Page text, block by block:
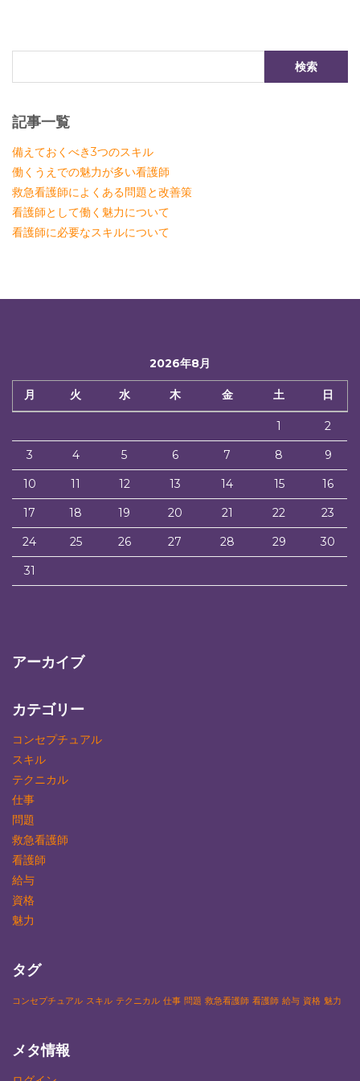
記事一覧
備えておくべき3つのスキル
働くうえでの魅力が多い看護師
救急看護師によくある問題と改善策
看護師として働く魅力について
看護師に必要なスキルについて
2026年8月
月 火 水 木 金 土 日
1
2
3
4 5 6 7 8
9
10
11 12 13 14 15
16
17
18 19 20 21 22
23
24
25 26 27 28 29
30
31
アーカイブ
カテゴリー
コンセプチュアル
スキル
テクニカル
仕事
問題
救急看護師
看護師
給与
資格
魅力
タグ
コンセプチュアル スキル テクニカル 仕事 問題 救急看護師 看護師 給与 資格 魅力
メタ情報